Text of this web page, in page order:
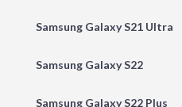
Samsung Galaxy S21 Ultra
Samsung Galaxy S22
Samsung Galaxy S22 Plus